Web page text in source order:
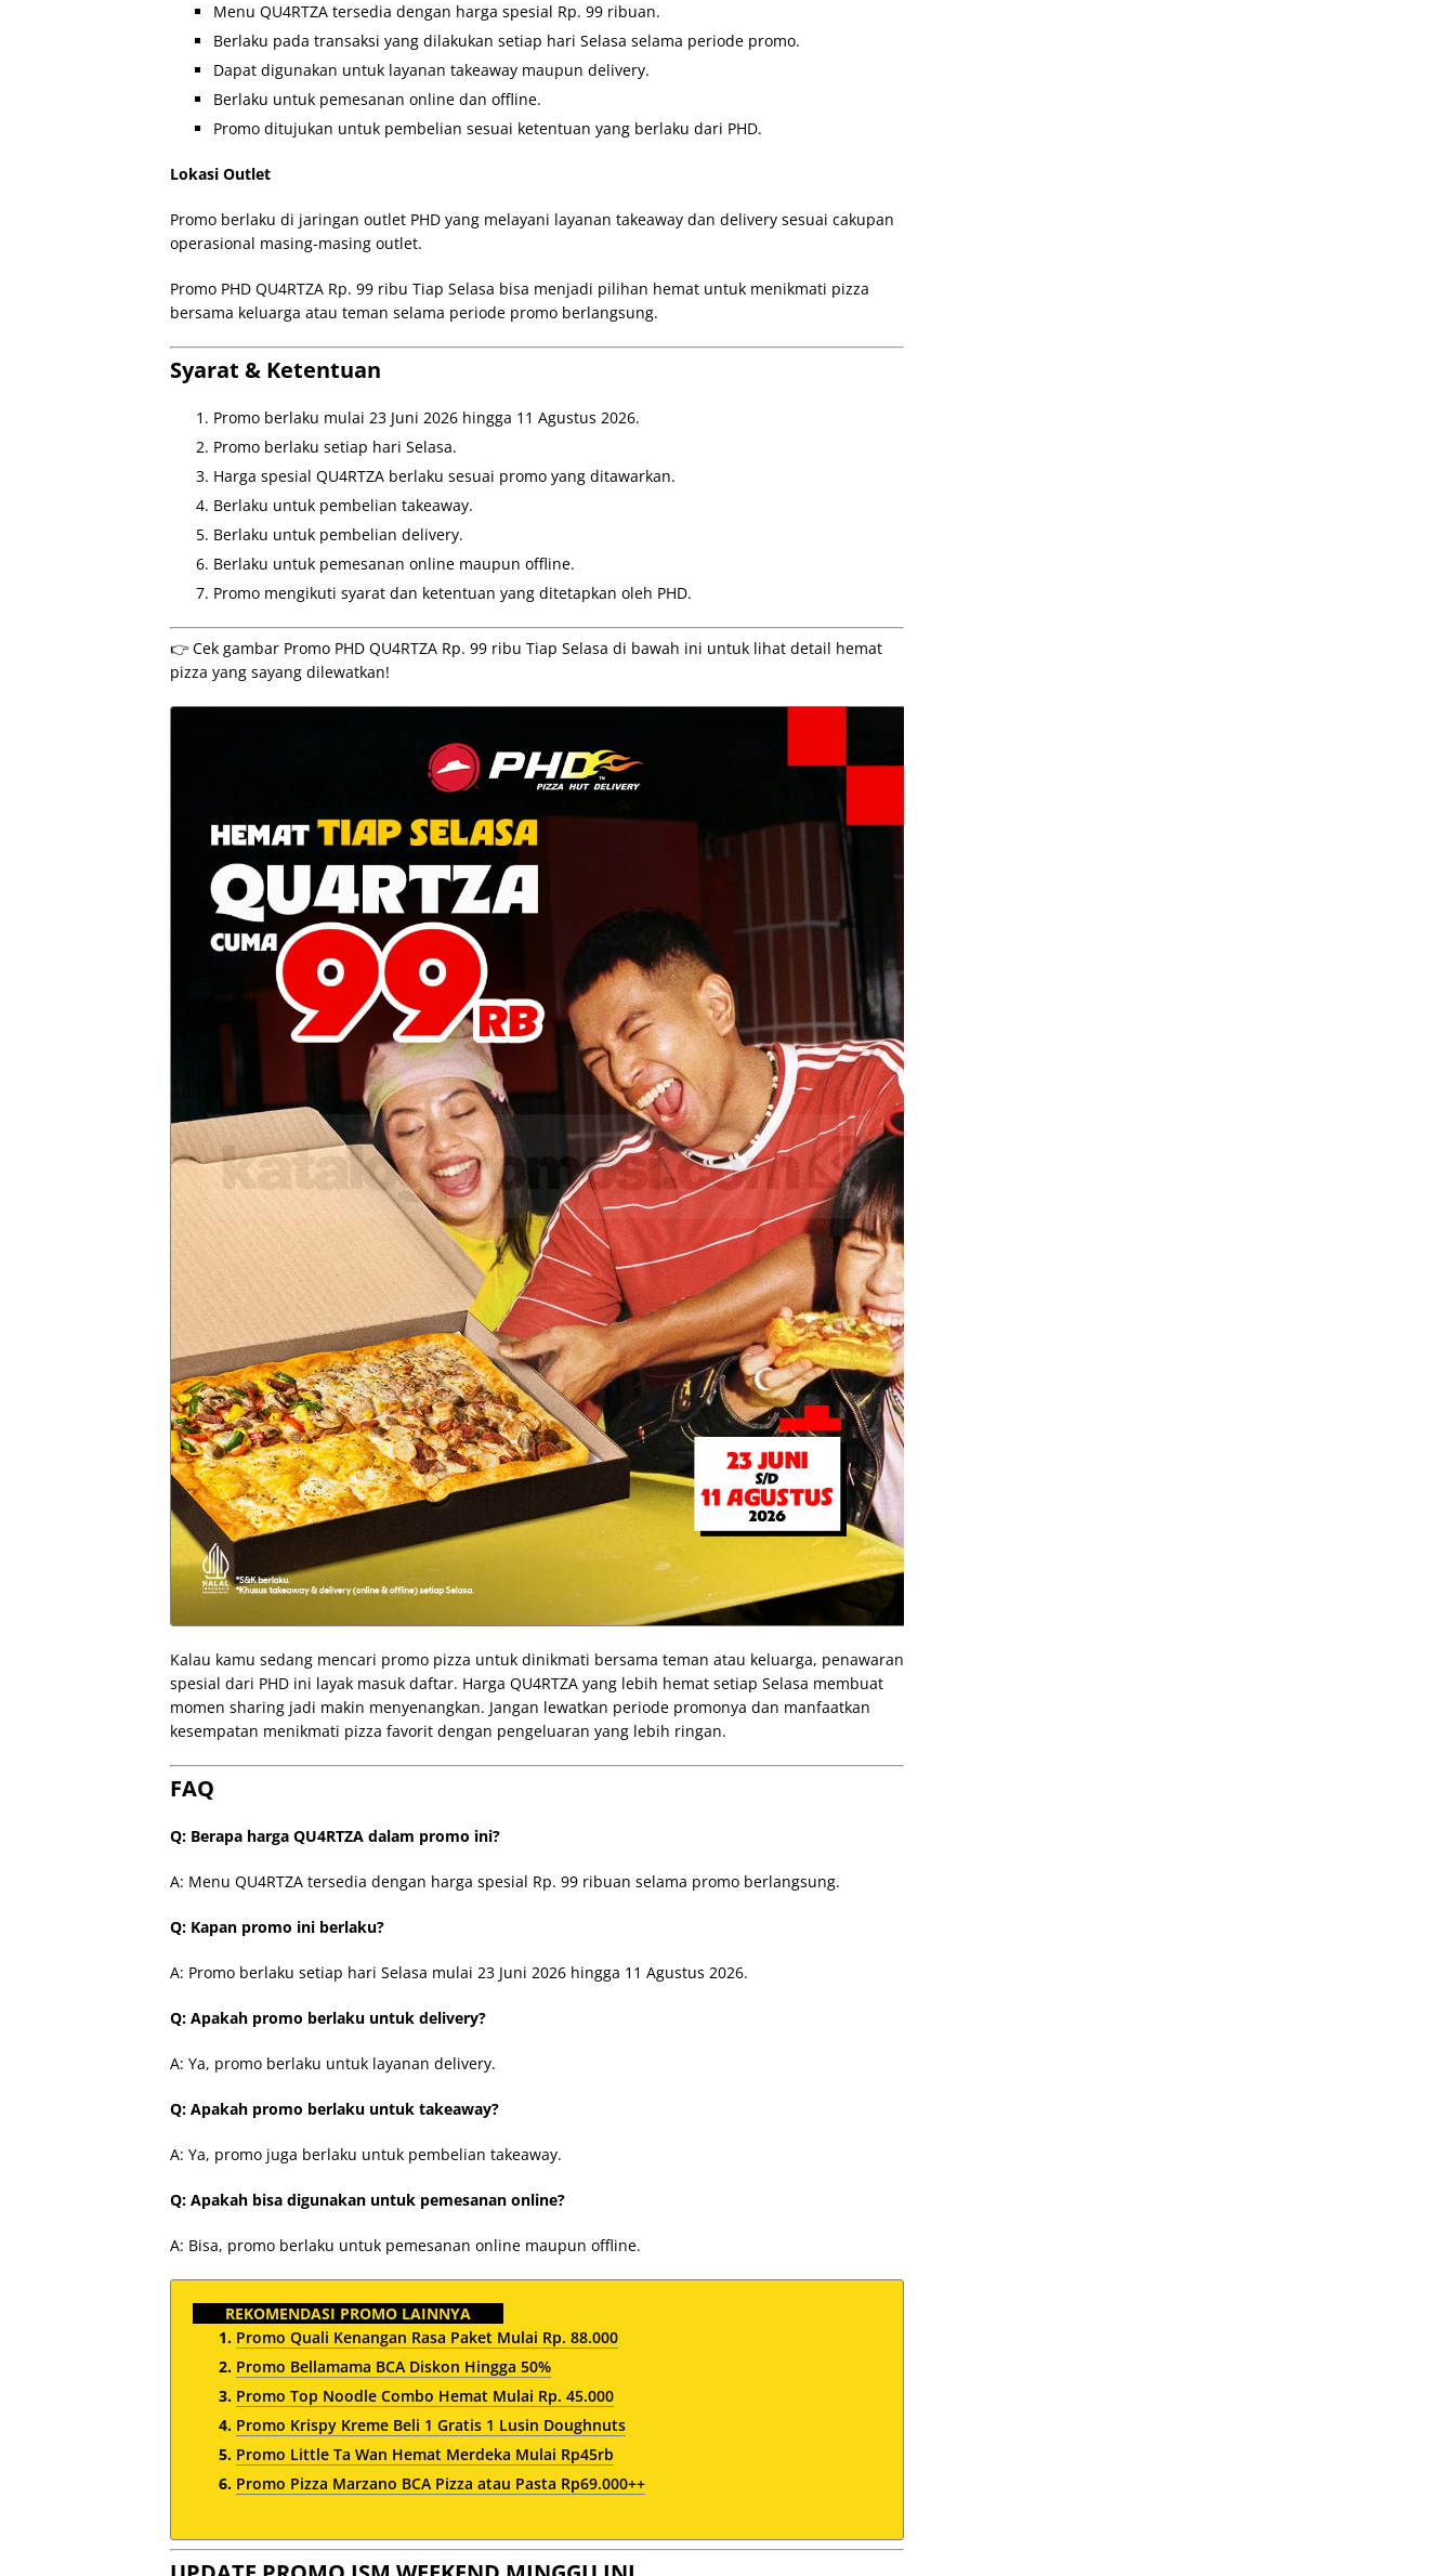
Menu QU4RTZA tersedia dengan harga spesial Rp. 99 ribuan.
Berlaku pada transaksi yang dilakukan setiap hari Selasa selama periode promo.
Dapat digunakan untuk layanan takeaway maupun delivery.
Berlaku untuk pemesanan online dan offline.
Promo ditujukan untuk pembelian sesuai ketentuan yang berlaku dari PHD.
Lokasi Outlet
Promo berlaku di jaringan outlet PHD yang melayani layanan takeaway dan delivery sesuai cakupan
operasional masing-masing outlet.
Promo PHD QU4RTZA Rp. 99 ribu Tiap Selasa bisa menjadi pilihan hemat untuk menikmati pizza
bersama keluarga atau teman selama periode promo berlangsung.
Syarat & Ketentuan
Promo berlaku mulai 23 Juni 2026 hingga 11 Agustus 2026.
Promo berlaku setiap hari Selasa.
Harga spesial QU4RTZA berlaku sesuai promo yang ditawarkan.
Berlaku untuk pembelian takeaway.
Berlaku untuk pembelian delivery.
Berlaku untuk pemesanan online maupun offline.
Promo mengikuti syarat dan ketentuan yang ditetapkan oleh PHD.
👉 Cek gambar Promo PHD QU4RTZA Rp. 99 ribu Tiap Selasa di bawah ini untuk lihat detail hemat
pizza yang sayang dilewatkan!
Kalau kamu sedang mencari promo pizza untuk dinikmati bersama teman atau keluarga, penawaran
spesial dari PHD ini layak masuk daftar. Harga QU4RTZA yang lebih hemat setiap Selasa membuat
momen sharing jadi makin menyenangkan. Jangan lewatkan periode promonya dan manfaatkan
kesempatan menikmati pizza favorit dengan pengeluaran yang lebih ringan.
FAQ
Q: Berapa harga QU4RTZA dalam promo ini?
A: Menu QU4RTZA tersedia dengan harga spesial Rp. 99 ribuan selama promo berlangsung.
Q: Kapan promo ini berlaku?
A: Promo berlaku setiap hari Selasa mulai 23 Juni 2026 hingga 11 Agustus 2026.
Q: Apakah promo berlaku untuk delivery?
A: Ya, promo berlaku untuk layanan delivery.
Q: Apakah promo berlaku untuk takeaway?
A: Ya, promo juga berlaku untuk pembelian takeaway.
Q: Apakah bisa digunakan untuk pemesanan online?
A: Bisa, promo berlaku untuk pemesanan online maupun offline.
REKOMENDASI PROMO LAINNYA
Promo Quali Kenangan Rasa Paket Mulai Rp. 88.000
Promo Bellamama BCA Diskon Hingga 50%
Promo Top Noodle Combo Hemat Mulai Rp. 45.000
Promo Krispy Kreme Beli 1 Gratis 1 Lusin Doughnuts
Promo Little Ta Wan Hemat Merdeka Mulai Rp45rb
Promo Pizza Marzano BCA Pizza atau Pasta Rp69.000++